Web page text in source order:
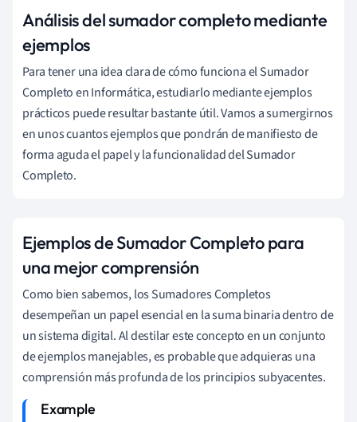
Análisis del sumador completo mediante
ejemplos
Para tener una idea clara de cómo funciona el Sumador
Completo en Informática, estudiarlo mediante ejemplos
prácticos puede resultar bastante útil. Vamos a sumergirnos
en unos cuantos ejemplos que pondrán de manifiesto de
forma aguda el papel y la funcionalidad del Sumador
Completo.
Ejemplos de Sumador Completo para
una mejor comprensión
Como bien sabemos, los Sumadores Completos
desempeñan un papel esencial en la suma binaria dentro de
un sistema digital. Al destilar este concepto en un conjunto
de ejemplos manejables, es probable que adquieras una
comprensión más profunda de los principios subyacentes.